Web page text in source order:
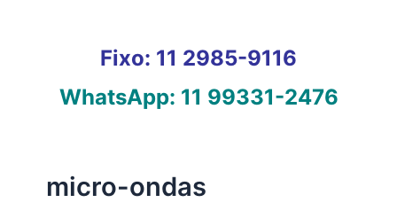
Fixo: 11 2985-9116
WhatsApp: 11 99331-2476
micro-ondas